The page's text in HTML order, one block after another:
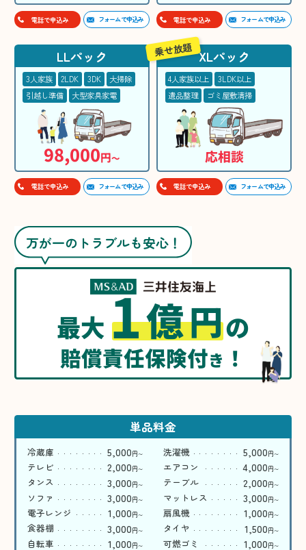
電話で申込み フォームで申込み 電話で申込み フォームで申込み
LLパック
3人家族 2LDK 3DK
大掃除
引越し準備
大型家具家電
98,000円〜
電話で申込み フォームで申込み
XLパック
4人家族以上
3LDK以上
遺品整理
ゴミ屋敷清掃
応相談
乗せ放題
電話で申込み フォームで申込み
万が一のトラブルも安心！
最大1億円の
賠償責任保険付き ！
単品料金
冷蔵庫 5,000円〜 洗濯機 5,000円〜
テレビ 2,000円〜 エアコン 4,000円〜
タンス 3,000円〜 テーブル 2,000円〜
ソファ 3,000円〜 マットレス 3,000円〜
電子レンジ 1,000円〜 扇風機 1,000円〜
食器棚 3,000円〜 タイヤ 1,500円〜
自転車 1,000円〜 可燃ゴミ 1,000円〜